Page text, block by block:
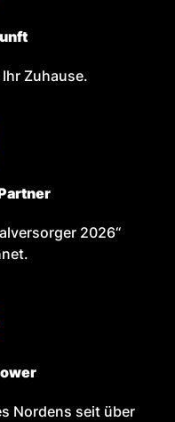
Zuhause.
2026“
Nordens seit über